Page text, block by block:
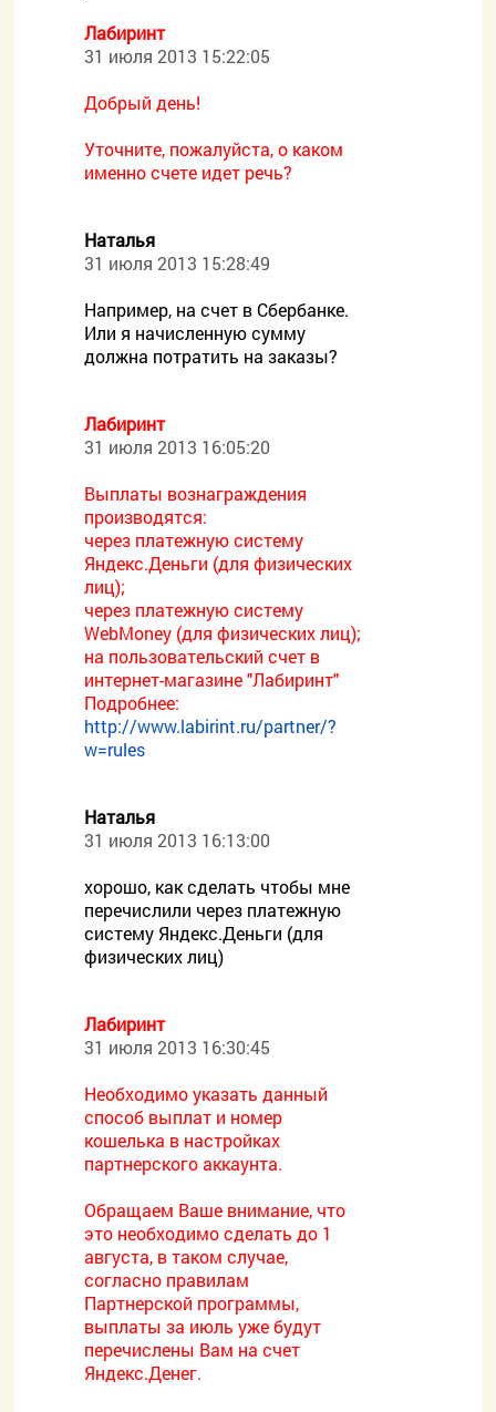
Лабиринт
31 июля 2013 15:22:05
Добрый день!
Уточните, пожалуйста, о каком
именно счете идет речь?
Наталья
31 июля 2013 15:28:49
Например, на счет в Сбербанке.
Или я начисленную сумму
должна потратить на заказы?
Лабиринт
31 июля 2013 16:05:20
Выплаты вознаграждения
производятся:
через платежную систему
Яндекс.Деньги (для физических
лиц);
через платежную систему
WebMoney (для физических лиц);
на пользовательский счет в
интернет-магазине "Лабиринт"
Подробнее:
http://www.labirint.ru/partner/?
w=rules
Наталья
31 июля 2013 16:13:00
хорошо, как сделать чтобы мне
перечислили через платежную
систему Яндекс.Деньги (для
физических лиц)
Лабиринт
31 июля 2013 16:30:45
Необходимо указать данный
способ выплат и номер
кошелька в настройках
партнерского аккаунта.
Обращаем Ваше внимание, что
это необходимо сделать до 1
августа, в таком случае,
согласно правилам
Партнерской программы,
выплаты за июль уже будут
перечислены Вам на счет
Яндекс.Денег.